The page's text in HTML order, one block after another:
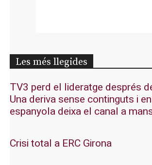
Les més llegides
TV3 perd el lideratge després
Una deriva sense continguts i
espanyola deixa el canal a
Crisi total a ERC Girona